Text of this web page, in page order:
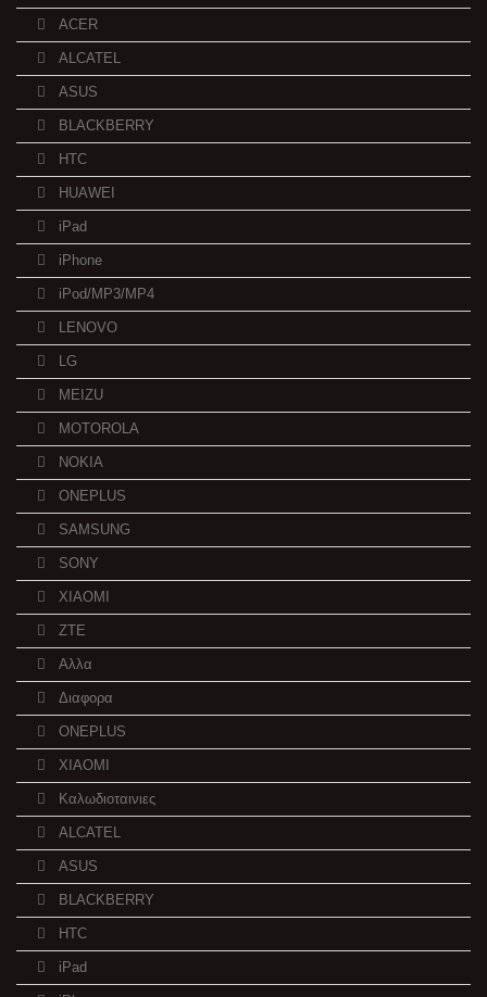
ACER
ALCATEL
ASUS
BLACKBERRY
HTC
HUAWEI
iPad
iPhone
iPod/MP3/MP4
LENOVO
LG
MEIZU
MOTOROLA
NOKIA
ONEPLUS
SAMSUNG
SONY
XIAOMI
ZTE
Αλλα
Διαφορα
ONEPLUS
XIAOMI
Καλωδιοταινιες
ALCATEL
ASUS
BLACKBERRY
HTC
iPad